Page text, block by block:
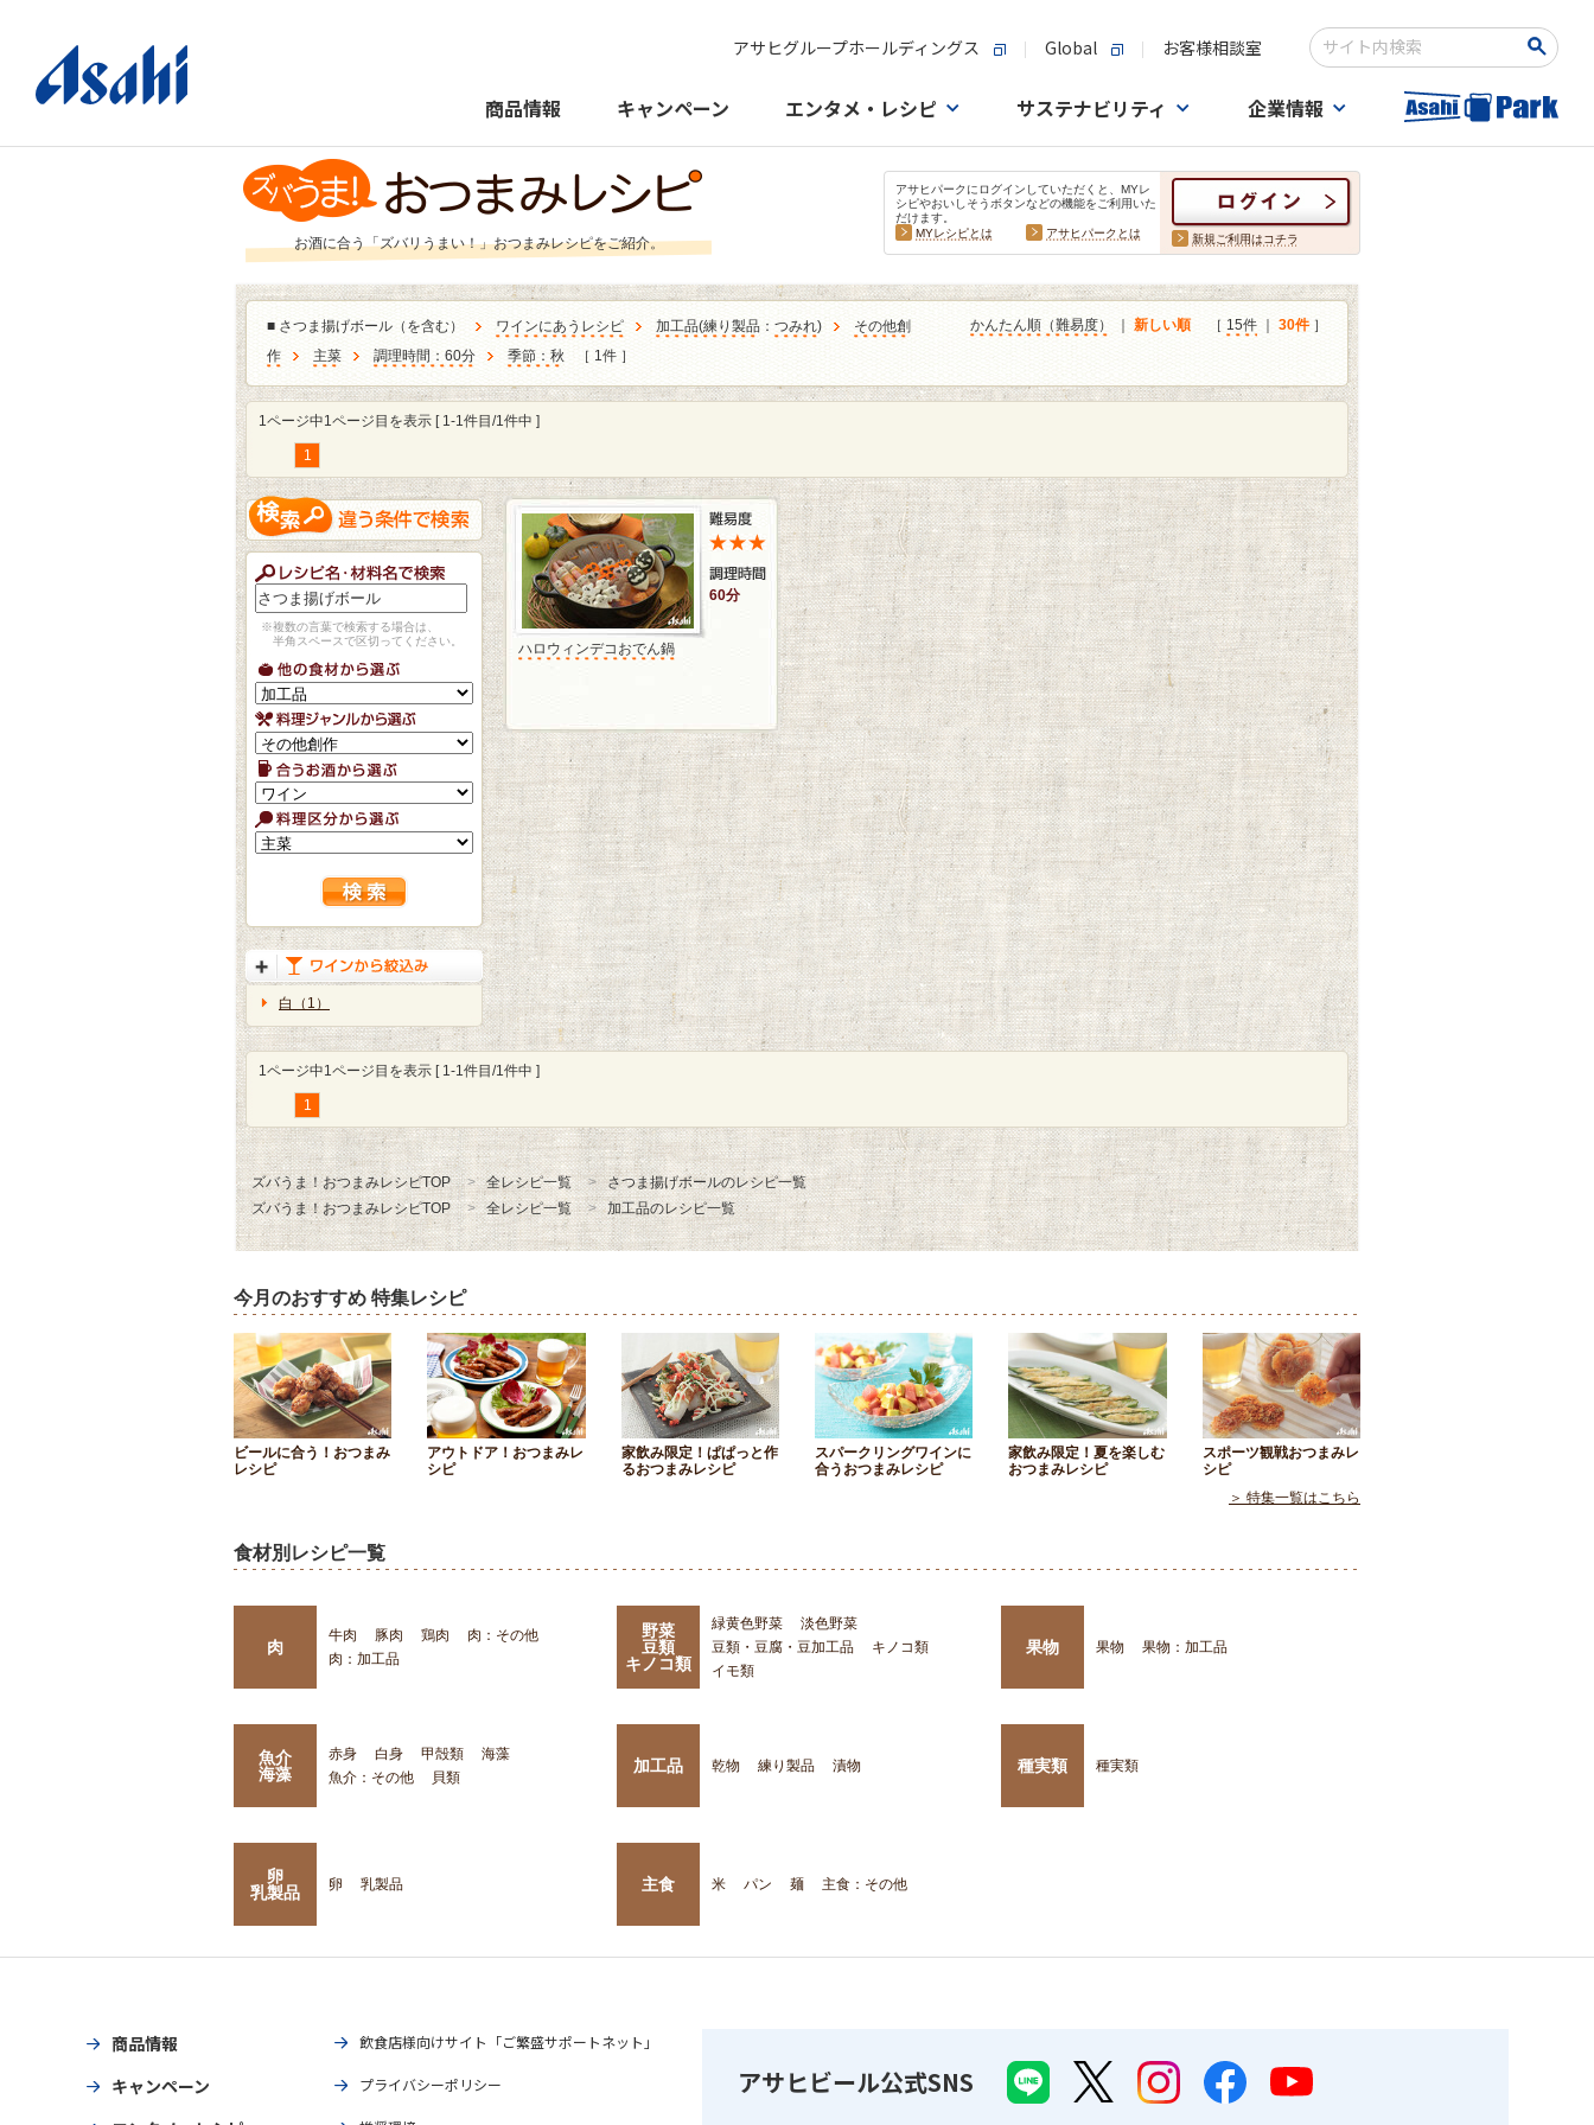
アサヒグループホールディングス Global お客様相談室
検索キーワード入力
商品情報 キャンペーン エンタメ・レシピ サステナビリティ 企業情報
お酒に合う「ズバリうまい！」おつまみレシピをご紹介。
アサヒパークにログインしていただくと、MYレ
シピやおいしそうボタンなどの機能をご利用いた
だけます。
MYレシピとは
アサヒパークとは 新規ご利用はコチラ
■ さつま揚げボール（を含む） ワインにあうレシピ 加工品(練り製品 ： つみれ)
その他創
作
主菜 調理時間：60分 季節：秋 ［ 1件 ］
かんたん順（難易度） 新しい順 ［ 15件 30件 ］
1ページ中1ページ目を表示 [ 1-1件目/1件中 ]
1
※複数の言葉で検索する場合は、
半角スペースで区切ってください。
白（1）
60分
ハロウィンデコおでん鍋
1ページ中1ページ目を表示 [ 1-1件目/1件中 ]
1
ズバうま！おつまみレシピTOP 全レシピ一覧
さつま揚げボールのレシピ一覧
ズバうま！おつまみレシピTOP
全レシピ一覧 加工品のレシピ一覧
今月のおすすめ 特集レシピ
ビールに合う！おつまみ
レシピ
アウトドア！おつまみレ
シピ
家飲み限定！ぱぱっと作
るおつまみレシピ
スパークリングワインに
合うおつまみレシピ
家飲み限定！夏を楽しむ
おつまみレシピ
スポーツ観戦おつまみレ
シピ
＞ 特集一覧はこちら
食材別レシピ一覧
肉
牛肉 豚肉 鶏肉
肉：その他
肉：加工品
野菜
豆類
キノコ類
緑黄色野菜
淡色野菜
豆類・豆腐・豆加工品
キノコ類
イモ類
果物 果物 果物：加工品
魚介
海藻
赤身 白身 甲殻類
海藻
魚介：その他
貝類
加工品 乾物 練り製品 漬物 種実類 種実類
卵
乳製品
卵 乳製品 主食 米 パン 麺 主食：その他
商品情報
キャンペーン
飲食店様向けサイト「ご繁盛サポートネット」
プライバシーポリシー アサヒビール公式SNS